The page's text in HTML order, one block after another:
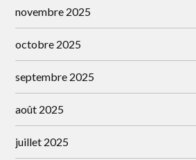
novembre 2025
octobre 2025
septembre 2025
août 2025
juillet 2025